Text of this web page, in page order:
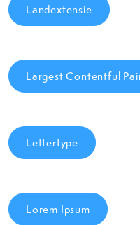
Landextensie
Largest Contentful
Lettertype
Lorem Ipsum